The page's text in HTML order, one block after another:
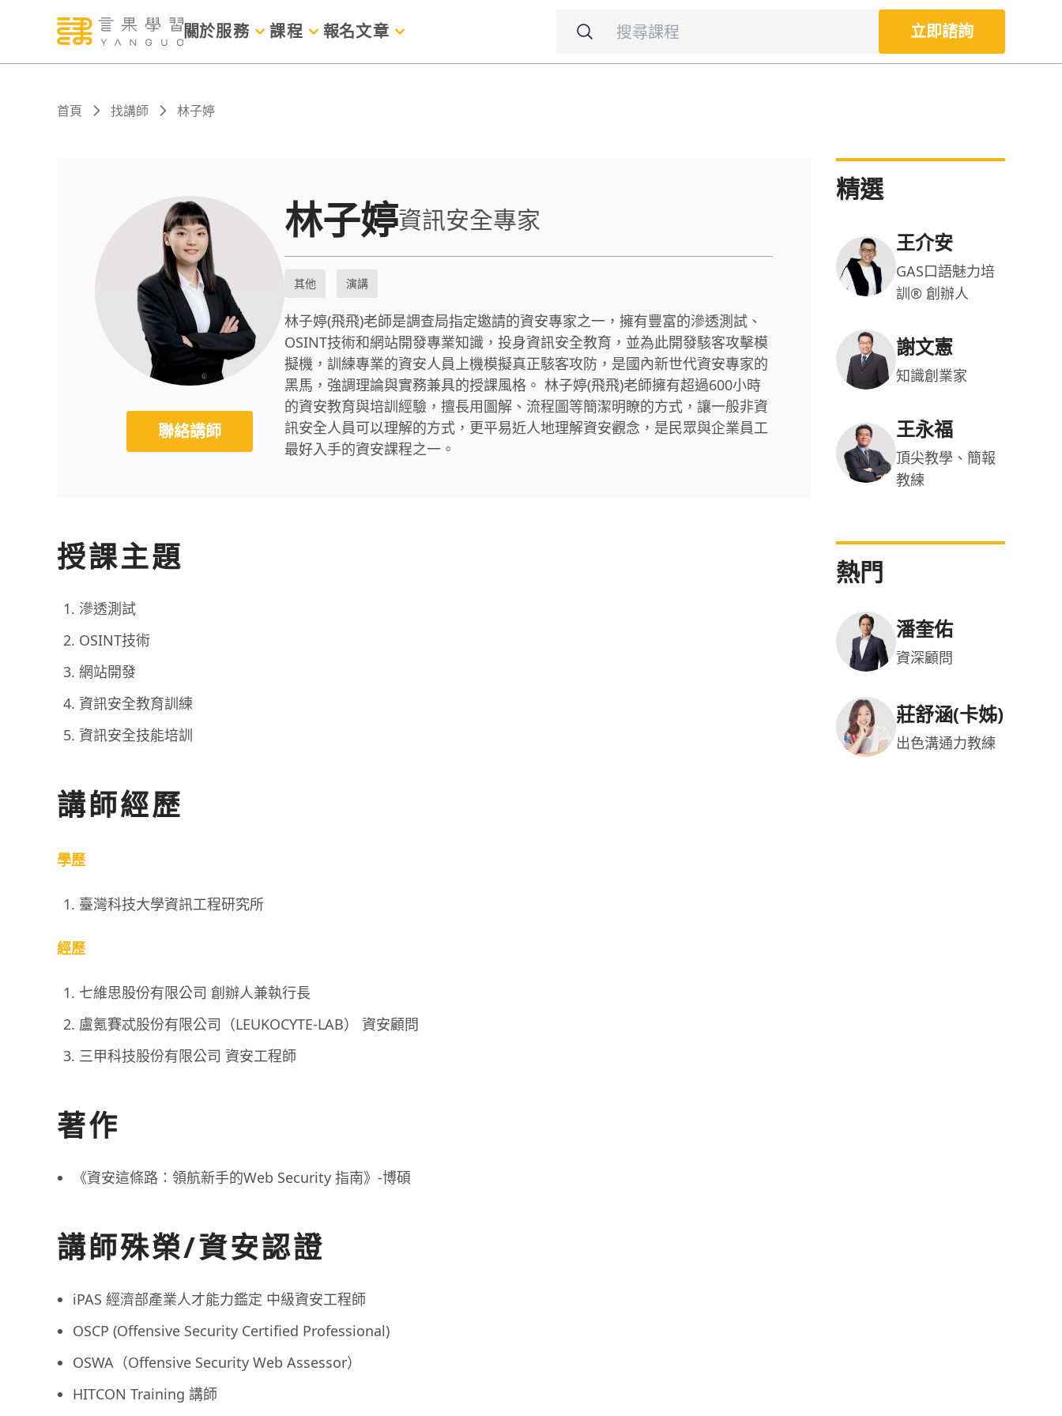
關於服務 課程 報名文章 立即諮詢
首頁 找講師 林子婷
聯絡講師
林子婷資訊安全專家
其他 演講
林子婷(飛飛)老師是調查局指定邀請的資安專家之一，擁有豐富的滲透測試、
OSINT技術和網站開發專業知識，投身資訊安全教育，並為此開發駭客攻擊模
擬機，訓練專業的資安人員上機模擬真正駭客攻防，是國內新世代資安專家的
黑馬，強調理論與實務兼具的授課風格。 林子婷(飛飛)老師擁有超過600小時
的資安教育與培訓經驗，擅長用圖解、流程圖等簡潔明瞭的方式，讓一般非資
訊安全人員可以理解的方式，更平易近人地理解資安觀念，是民眾與企業員工
最好入手的資安課程之一。
授課主題
滲透測試
OSINT技術
網站開發
資訊安全教育訓練
資訊安全技能培訓
講師經歷
學歷
臺灣科技大學資訊工程研究所
經歷
七維思股份有限公司 創辦人兼執行長
盧氪賽忒股份有限公司（LEUKOCYTE-LAB） 資安顧問
三甲科技股份有限公司 資安工程師
著作
《資安這條路：領航新手的Web Security 指南》-博碩
講師殊榮/資安認證
iPAS 經濟部產業人才能力鑑定 中級資安工程師
OSCP (Offensive Security Certified Professional)
OSWA（Offensive Security Web Assessor）
HITCON Training 講師
精選
王介安
GAS口語魅力培
訓® 創辦人
謝文憲
知識創業家
王永福
頂尖教學、簡報
教練
熱門
潘奎佑
資深顧問
莊舒涵(卡姊)
出色溝通力教練